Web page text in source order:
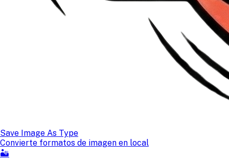
Save Image As Type
Convierte formatos de imagen en local
🏜️